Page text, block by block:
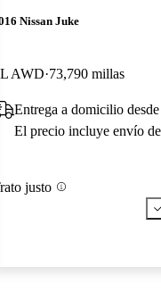
Nissan Juke
AWD 73,790 millas
Entrega a domicilio
El precio incluye envío
justo